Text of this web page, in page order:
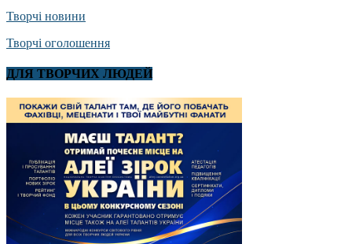
Творчі новини
Творчі оголошення
ДЛЯ ТВОРЧИХ ЛЮДЕЙ